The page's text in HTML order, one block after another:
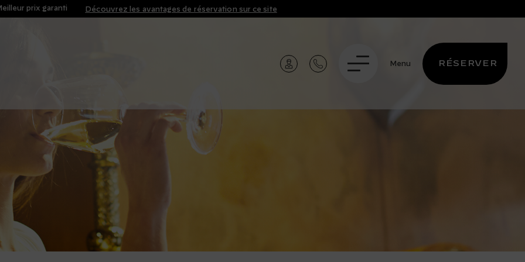
prix garanti Découvrez les avantages de réservation sur ce site
Menu RÉSERVER